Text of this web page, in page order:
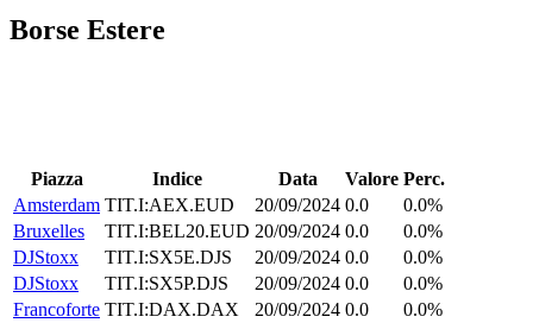
Borse Estere
Piazza Indice Data Valore Perc.
Amsterdam TIT.I:AEX.EUD 20/09/2024 0.0
0.0%
Bruxelles
TIT.I:BEL20.EUD 20/09/2024 0.0
0.0%
DJStoxx
TIT.I:SX5E.DJS 20/09/2024 0.0
0.0%
DJStoxx
TIT.I:SX5P.DJS 20/09/2024 0.0
0.0%
Francoforte TIT.I:DAX.DAX 20/09/2024 0.0
0.0%